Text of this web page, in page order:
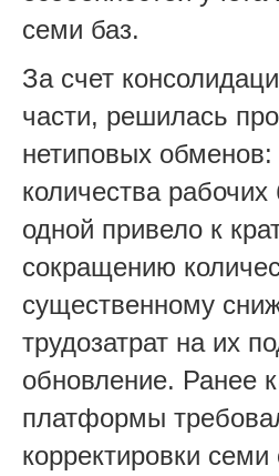
семи баз.
За счет
части, решилась
нетиповых
количества
одной привело к
сокращению
существенному
трудозатрат на их
обновление. Ранее
платформы
корректировки